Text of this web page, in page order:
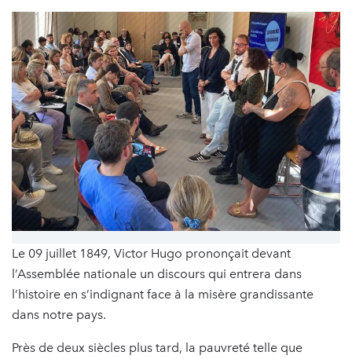
Le 09 juillet 1849, Victor Hugo prononçait devant
l’Assemblée nationale un discours qui entrera dans
l’histoire en s’indignant face à la misère grandissante
dans notre pays.
Près de deux siècles plus tard, la pauvreté telle que